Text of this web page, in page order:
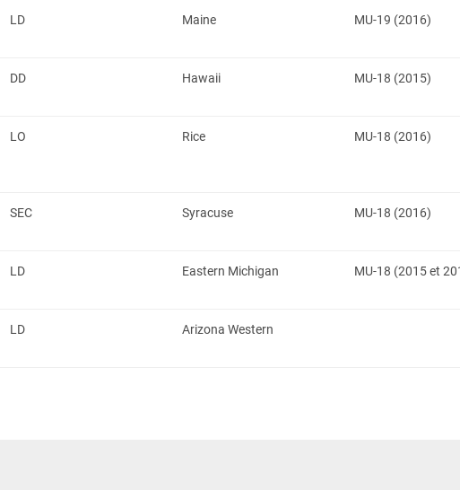
LD Maine MU-19 (2016)
DD Hawaii MU-18 (2015)
LO Rice MU-18 (2016)
SEC Syracuse MU-18 (2016)
LD Eastern Michigan MU-18 (2015 et
LD Arizona Western